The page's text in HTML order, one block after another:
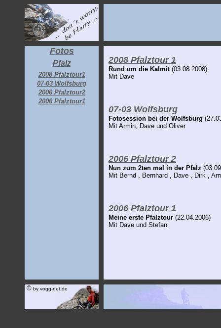
Fotos
Pfalz
2008 Pfalztour1
07-03 Wolfsburg
2006 Pfalztour2
2006 Pfalztour1
2008 Pfalztour 1
Rund um die Kalmit (03.08.2008)
Mit Dave
07-03 Wolfsburg
Fotosession bei der Wolfsburg
Mit Armin, Dave und Oliver
2006 Pfalztour 2
Nun zum 2ten mal in der Pfalz
Mit Bernd , Bernhard , Dave , Dirk ,
2006 Pfalztour 1
Meine erste Pfalztour (22.04.2006)
Mit Dave und Stefan
©by vogg-net.de